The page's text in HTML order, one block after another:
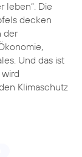
leben“. Die
decken
der
Und das ist
Klimaschutz